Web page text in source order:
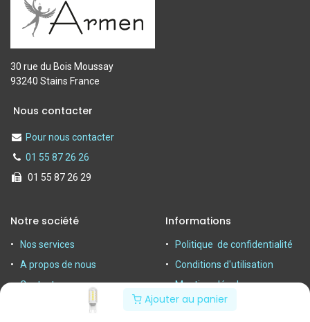
Ajouter au panier
30 rue du Bois Moussay
93240 Stains France
Nous contacter
Pour nous contacter
01 55 87 26 26
01 55 87 26 29
Notre société
Nos services
A propos de nous
Contactez-nous
Informations
Politique de confidentialité
Conditions d'utilisation
Mentions légales